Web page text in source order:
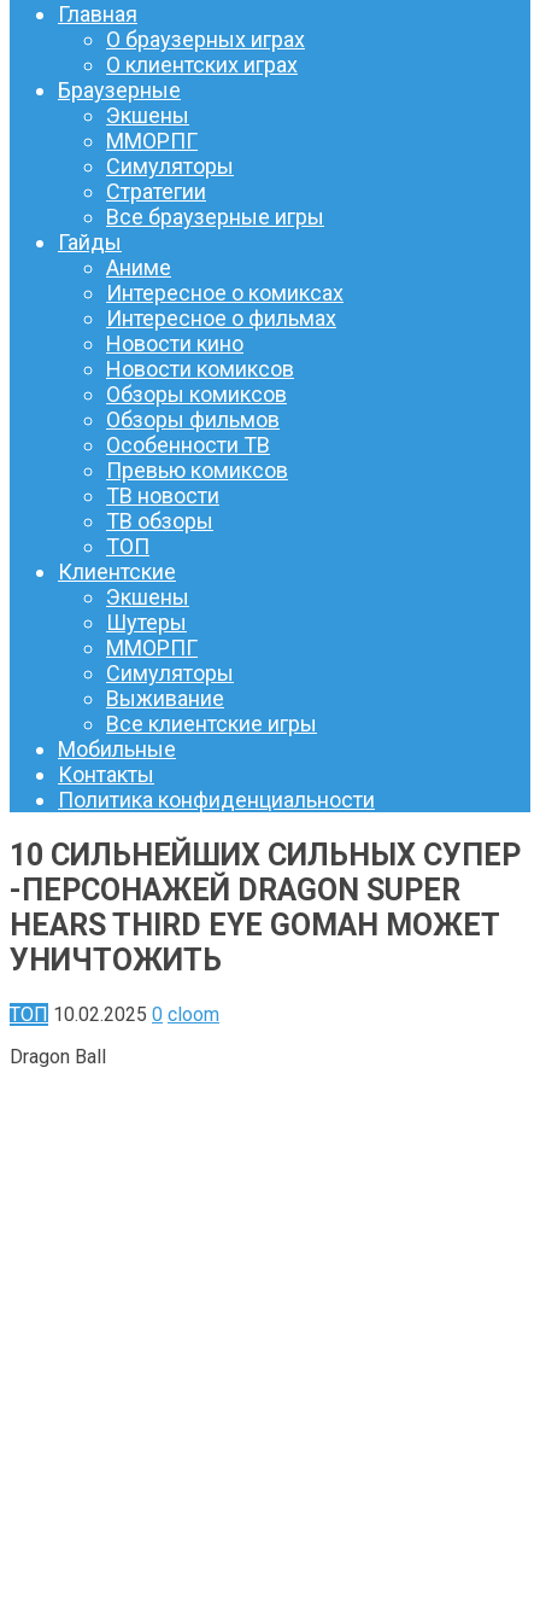
Главная
О браузерных играх
О клиентских играх
Браузерные
Экшены
ММОРПГ
Симуляторы
Стратегии
Все браузерные игры
Гайды
Аниме
Интересное о комиксах
Интересное о фильмах
Новости кино
Новости комиксов
Обзоры комиксов
Обзоры фильмов
Особенности ТВ
Превью комиксов
ТВ новости
ТВ обзоры
ТОП
Клиентские
Экшены
Шутеры
ММОРПГ
Симуляторы
Выживание
Все клиентские игры
Мобильные
Контакты
Политика конфиденциальности
10 СИЛЬНЕЙШИХ СИЛЬНЫХ СУПЕР
-ПЕРСОНАЖЕЙ DRAGON SUPER
HEARS THIRD EYE GOMAH МОЖЕТ
УНИЧТОЖИТЬ
ТОП 10.02.2025 0 cloom
Dragon Ball